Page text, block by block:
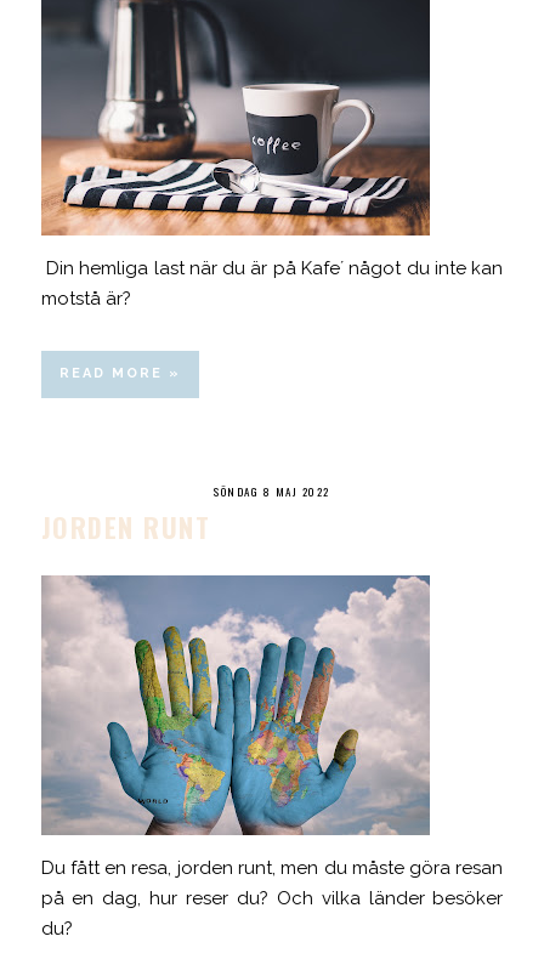
Din hemliga last när du är på Kafe´ något du inte kan
motstå är?
READ MORE »
SÖNDAG 8 MAJ 2022
JORDEN RUNT
Du fått en resa, jorden runt, men du måste göra resan
på en dag, hur reser du? Och vilka länder besöker
du?